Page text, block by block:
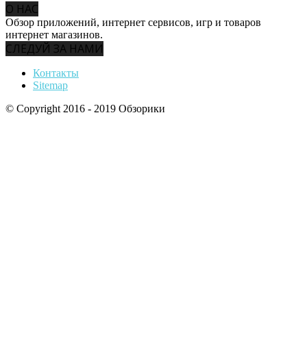
О НАС
Обзор приложений, интернет сервисов, игр и товаров
интернет магазинов.
СЛЕДУЙ ЗА НАМИ
Контакты
Sitemap
© Copyright 2016 - 2019 Обзорики